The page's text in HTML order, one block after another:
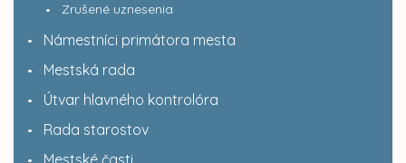
Zrušené uznesenia
Námestníci primátora mesta
Mestská rada
Útvar hlavného kontrolóra
Rada starostov